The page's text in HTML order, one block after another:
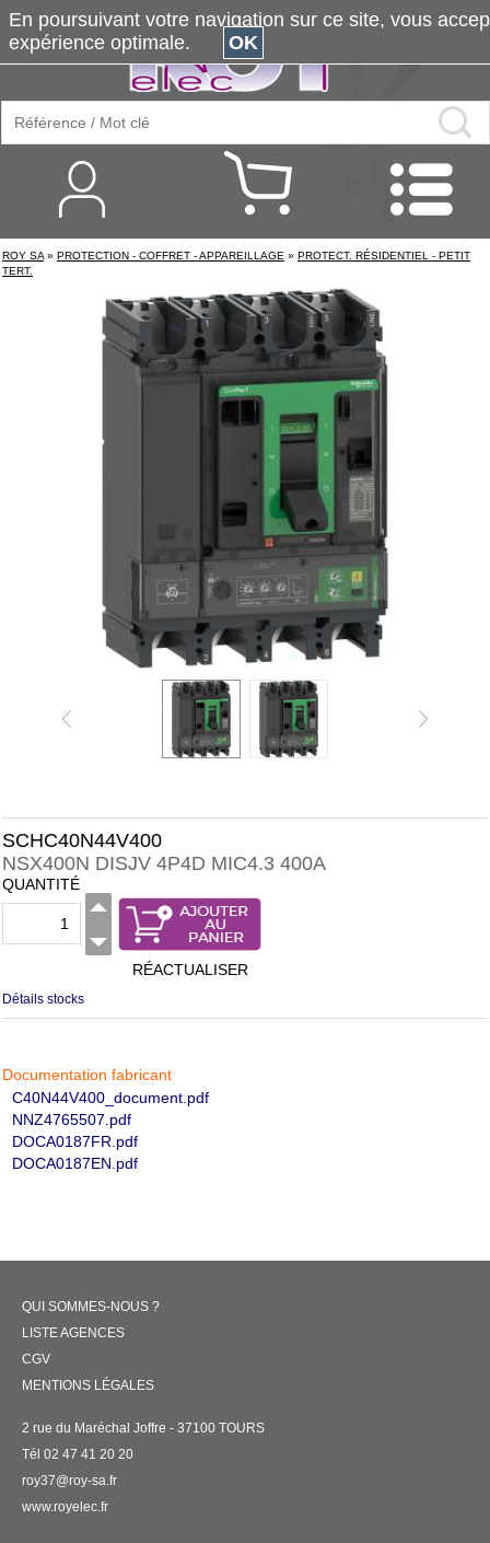
ROY SA » PROTECTION - COFFRET - APPAREILLAGE » PROTECT. RÉSIDENTIEL - PETIT
TERT.
SCHC40N44V400
NSX400N DISJV 4P4D MIC4.3 400A
QUANTITÉ
RÉACTUALISER
Détails stocks
Documentation fabricant
C40N44V400_document.pdf
NNZ4765507.pdf
DOCA0187FR.pdf
DOCA0187EN.pdf
QUI SOMMES-NOUS ?
LISTE AGENCES
CGV
MENTIONS LÉGALES
2 rue du Maréchal Joffre - 37100 TOURS
Tél 02 47 41 20 20
roy37@roy-sa.fr
www.royelec.fr
En poursuivant votre navigation sur ce site, vous
expérience optimale.
OK